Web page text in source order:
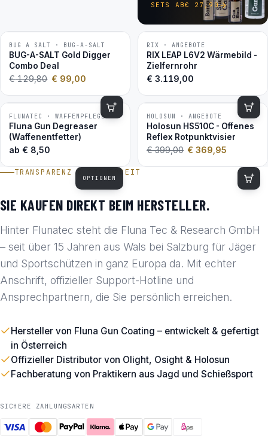
SETS AB€ 27,90
−24 %
2ER-SET
BUG A SALT · BUG-A-SALT
BUG-A-SALT Gold Digger
Combo Deal
€129,80 € 99,00
RIX · ANGEBOTE
RIX LEAP L6V2 Wärmebild -
Zielfernrohr
€ 3.119,00
BESTSELLER
FLUNATEC · WAFFENPFLEGE
Fluna Gun Degreaser
(Waffenentfetter)
ab € 8,50
OPTIONEN
−7 %
HOLOSUN · ANGEBOTE
Holosun HS510C - Offenes
Reflex Rotpunktvisier
€399,00 € 369,95
TRANSPARENZ & SICHERHEIT
SIE KAUFEN DIREKT BEIM HERSTELLER.
Hinter Flunatec steht die Fluna Tec & Research GmbH
– seit über 15 Jahren aus Wals bei Salzburg für Jäger
und Sportschützen in ganz Europa da. Mit echter
Anschrift, offizieller Support-Hotline und
Ansprechpartnern, die Sie persönlich erreichen.
Hersteller von Fluna Gun Coating – entwickelt & gefertigt
in Österreich
Offizieller Distributor von Olight, Osight & Holosun
Fachberatung von Praktikern aus Jagd und Schießsport
SICHERE ZAHLUNGSARTEN